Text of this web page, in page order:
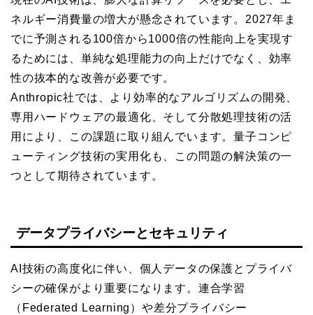
ネルギー消費量の増大が懸念されています。2027年ま
でに予測される100倍から1000倍の性能向上を実現す
るためには、単純な処理能力の向上だけでなく、効率
性の抜本的な改善が必要です。
Anthropic社では、より効率的なアルゴリズムの開発、
専用ハードウェアの最適化、そして分散処理技術の活
用により、この課題に取り組んでいます。量子コンピ
ューティング技術の実用化も、この問題の解決策の一
つとして期待されています。
データプライバシーとセキュリティ
AI技術の高度化に伴い、個人データの保護とプライバ
シーの確保がより重要になります。連合学習
（Federated Learning）や差分プライバシー